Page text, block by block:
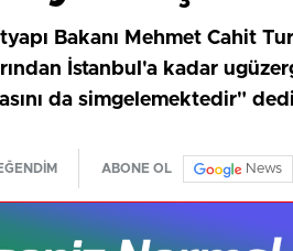
Bakanı Mehmet Cahit
İstanbul'a kadar
da simgelemektedir"
ABONE OL News